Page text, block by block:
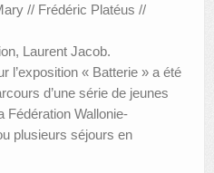
// Frédéric Platéus //
Laurent Jacob.
l’exposition « Batterie » a été
d’une série de jeunes
Fédération Wallonie-
plusieurs séjours en